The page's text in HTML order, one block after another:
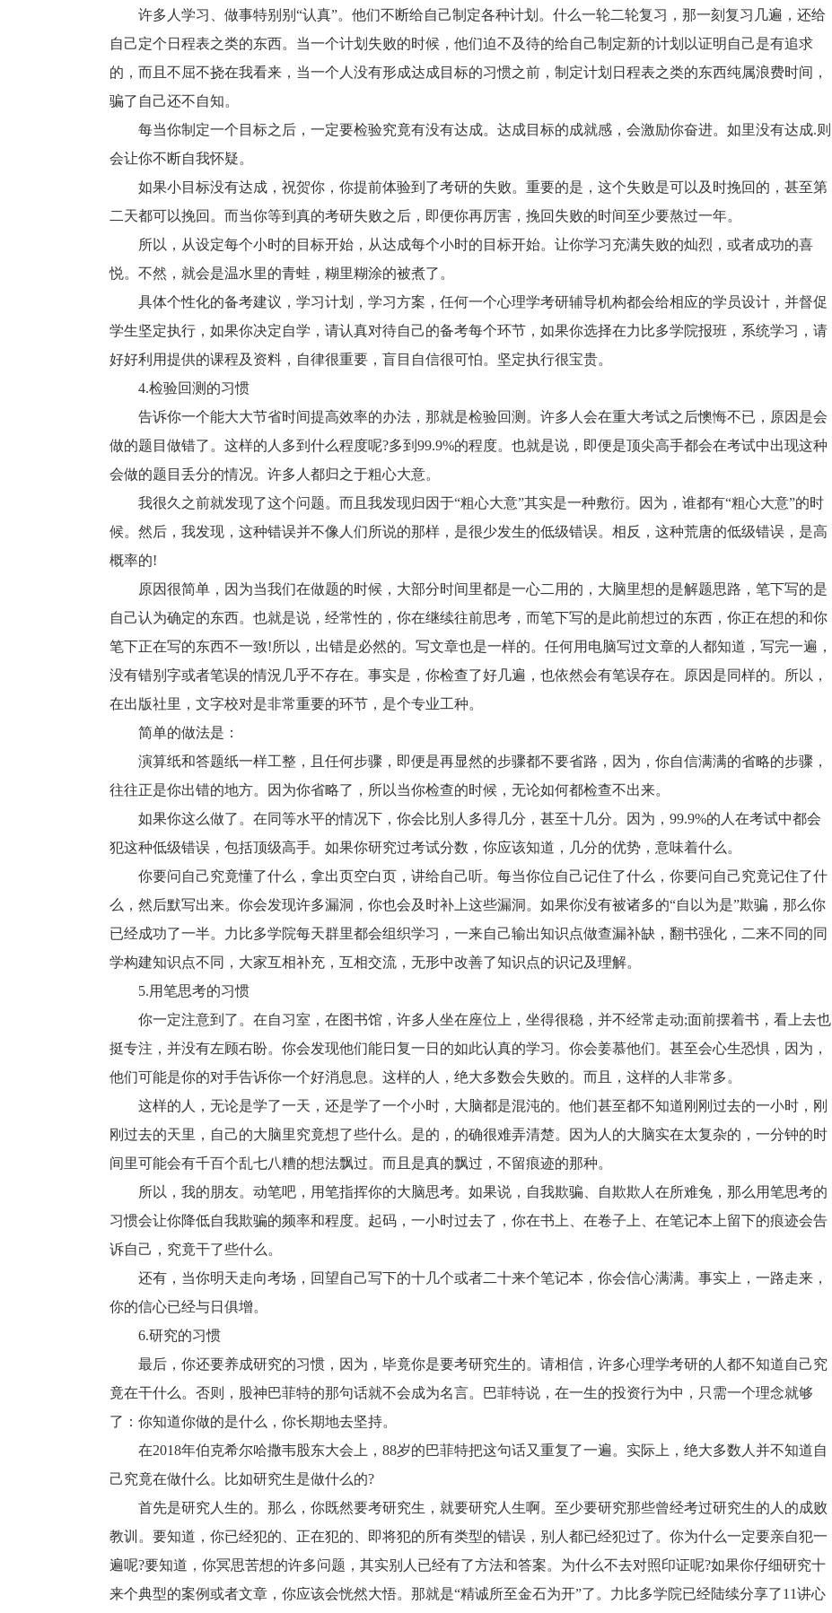
许多人学习、做事特别别“认真”。他们不断给自己制定各种计划。什么一轮二轮复习，那一刻复习几遍，还给
自己定个日程表之类的东西。当一个计划失败的时候，他们迫不及待的给自己制定新的计划以证明自己是有追求
的，而且不屈不挠在我看来，当一个人没有形成达成目标的习惯之前，制定计划日程表之类的东西纯属浪费时间，
骗了自己还不自知。
每当你制定一个目标之后，一定要检验究竟有没有达成。达成目标的成就感，会激励你奋进。如里没有达成.则
会让你不断自我怀疑。
如果小目标没有达成，祝贺你，你提前体验到了考研的失败。重要的是，这个失败是可以及时挽回的，甚至第
二天都可以挽回。而当你等到真的考研失败之后，即便你再厉害，挽回失败的时间至少要熬过一年。
所以，从设定每个小时的目标开始，从达成每个小时的目标开始。让你学习充满失败的灿烈，或者成功的喜
悦。不然，就会是温水里的青蛙，糊里糊涂的被煮了。
具体个性化的备考建议，学习计划，学习方案，任何一个心理学考研辅导机构都会给相应的学员设计，并督促
学生坚定执行，如果你决定自学，请认真对待自己的备考每个环节，如果你选择在力比多学院报班，系统学习，请
好好利用提供的课程及资料，自律很重要，盲目自信很可怕。坚定执行很宝贵。
4.检验回测的习惯
告诉你一个能大大节省时间提高效率的办法，那就是检验回测。许多人会在重大考试之后懊悔不已，原因是会
做的题目做错了。这样的人多到什么程度呢?多到99.9%的程度。也就是说，即便是顶尖高手都会在考试中出现这种
会做的题目丢分的情况。许多人都归之于粗心大意。
我很久之前就发现了这个问题。而且我发现归因于“粗心大意”其实是一种敷衍。因为，谁都有“粗心大意”的时
候。然后，我发现，这种错误并不像人们所说的那样，是很少发生的低级错误。相反，这种荒唐的低级错误，是高
概率的!
原因很简单，因为当我们在做题的时候，大部分时间里都是一心二用的，大脑里想的是解题思路，笔下写的是
自己认为确定的东西。也就是说，经常性的，你在继续往前思考，而笔下写的是此前想过的东西，你正在想的和你
笔下正在写的东西不一致!所以，出错是必然的。写文章也是一样的。任何用电脑写过文章的人都知道，写完一遍，
没有错别字或者笔误的情況几乎不存在。事实是，你检查了好几遍，也依然会有笔误存在。原因是同样的。所以，
在出版社里，文字校对是非常重要的环节，是个专业工种。
简单的做法是：
演算纸和答题纸一样工整，且任何步骤，即便是再显然的步骤都不要省路，因为，你自信满满的省略的步骤，
往往正是你出错的地方。因为你省略了，所以当你检查的时候，无论如何都检查不出来。
如果你这么做了。在同等水平的情况下，你会比別人多得几分，甚至十几分。因为，99.9%的人在考试中都会
犯这种低级错误，包括顶级高手。如果你研究过考试分数，你应该知道，几分的优势，意味着什么。
你要问自己究竟懂了什么，拿出页空白页，讲给自己听。每当你位自己记住了什么，你要问自己究竟记住了什
么，然后默写出来。你会发现许多漏洞，你也会及时补上这些漏洞。如果你没有被诸多的“自以为是”欺骗，那么你
已经成功了一半。力比多学院每天群里都会组织学习，一来自己输出知识点做查漏补缺，翻书强化，二来不同的同
学构建知识点不同，大家互相补充，互相交流，无形中改善了知识点的识记及理解。
5.用笔思考的习惯
你一定注意到了。在自习室，在图书馆，许多人坐在座位上，坐得很稳，并不经常走动;面前摆着书，看上去也
挺专注，并没有左顾右盼。你会发现他们能日复一日的如此认真的学习。你会姜慕他们。甚至会心生恐惧，因为，
他们可能是你的对手告诉你一个好消息息。这样的人，绝大多数会失败的。而且，这样的人非常多。
这样的人，无论是学了一天，还是学了一个小时，大脑都是混沌的。他们甚至都不知道刚刚过去的一小时，刚
刚过去的天里，自己的大脑里究竟想了些什么。是的，的确很难弄清楚。因为人的大脑实在太复杂的，一分钟的时
间里可能会有千百个乱七八糟的想法飘过。而且是真的飘过，不留痕迹的那种。
所以，我的朋友。动笔吧，用笔指挥你的大脑思考。如果说，自我欺骗、自欺欺人在所难兔，那么用笔思考的
习惯会让你降低自我欺骗的频率和程度。起码，一小时过去了，你在书上、在卷子上、在笔记本上留下的痕迹会告
诉自己，究竟干了些什么。
还有，当你明天走向考场，回望自己写下的十几个或者二十来个笔记本，你会信心满满。事实上，一路走来，
你的信心已经与日俱增。
6.研究的习惯
最后，你还要养成研究的习惯，因为，毕竟你是要考研究生的。请相信，许多心理学考研的人都不知道自己究
竟在干什么。否则，股神巴菲特的那句话就不会成为名言。巴菲特说，在一生的投资行为中，只需一个理念就够
了：你知道你做的是什么，你长期地去坚持。
在2018年伯克希尔哈撒韦股东大会上，88岁的巴菲特把这句话又重复了一遍。实际上，绝大多数人并不知道自
己究竟在做什么。比如研究生是做什么的?
首先是研究人生的。那么，你既然要考研究生，就要研究人生啊。至少要研究那些曾经考过研究生的人的成败
教训。要知道，你已经犯的、正在犯的、即将犯的所有类型的错误，别人都已经犯过了。你为什么一定要亲自犯一
遍呢?要知道，你冥思苦想的许多问题，其实别人已经有了方法和答案。为什么不去对照印证呢?如果你仔细研究十
来个典型的案例或者文章，你应该会恍然大悟。那就是“精诚所至金石为开”了。力比多学院已经陆续分享了11讲心